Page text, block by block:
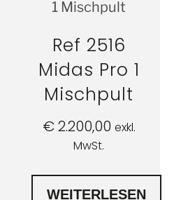
Ref 2516
Midas Pro 1
Mischpult
€2.200,00 exkl.
MwSt.
WEITERLESEN